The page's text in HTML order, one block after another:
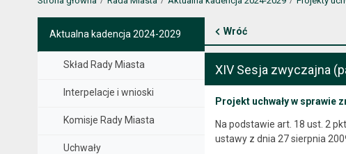
Aktualna kadencja 2024-2029
Skład Rady Miasta
Interpelacje i wnioski
Komisje Rady Miasta
Uchwały
Wróć
XIV Sesja zwyczajna
Projekt uchwały w
Na podstawie art. 18 ust. 2
ustawy z dnia 27 sierpnia